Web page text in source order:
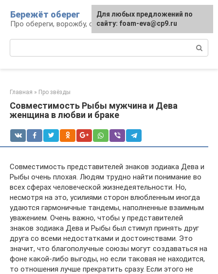
контенту
Бережёт оберег
Про обереги, ворожбу, сны и гадания
Главная » Про звёзды
Совместимость Рыбы мужчина и Дева
женщина в любви и браке
Совместимость представителей знаков зодиака Дева и
Рыбы очень плохая. Людям трудно найти понимание во
всех сферах человеческой жизнедеятельности. Но,
несмотря на это, усилиями сторон влюбленным иногда
удаются гармоничные тандемы, наполненные взаимным
уважением. Очень важно, чтобы у представителей
знаков зодиака Дева и Рыбы был стимул принять друг
друга со всеми недостатками и достоинствами. Это
значит, что благополучные союзы могут создаваться на
фоне какой-либо выгоды, но если таковая не находится,
то отношения лучше прекратить сразу. Если этого не
Для любых предложений по
сайту: foam-eva@cp9.ru